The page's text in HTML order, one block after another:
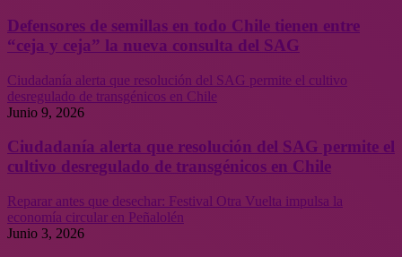
Defensores de semillas en todo Chile tienen entre
“ceja y ceja” la nueva consulta del SAG
Ciudadanía alerta que resolución del SAG permite el cultivo
desregulado de transgénicos en Chile
Junio 9, 2026
Ciudadanía alerta que resolución del SAG permite el
cultivo desregulado de transgénicos en Chile
Reparar antes que desechar: Festival Otra Vuelta impulsa la
economía circular en Peñalolén
Junio 3, 2026